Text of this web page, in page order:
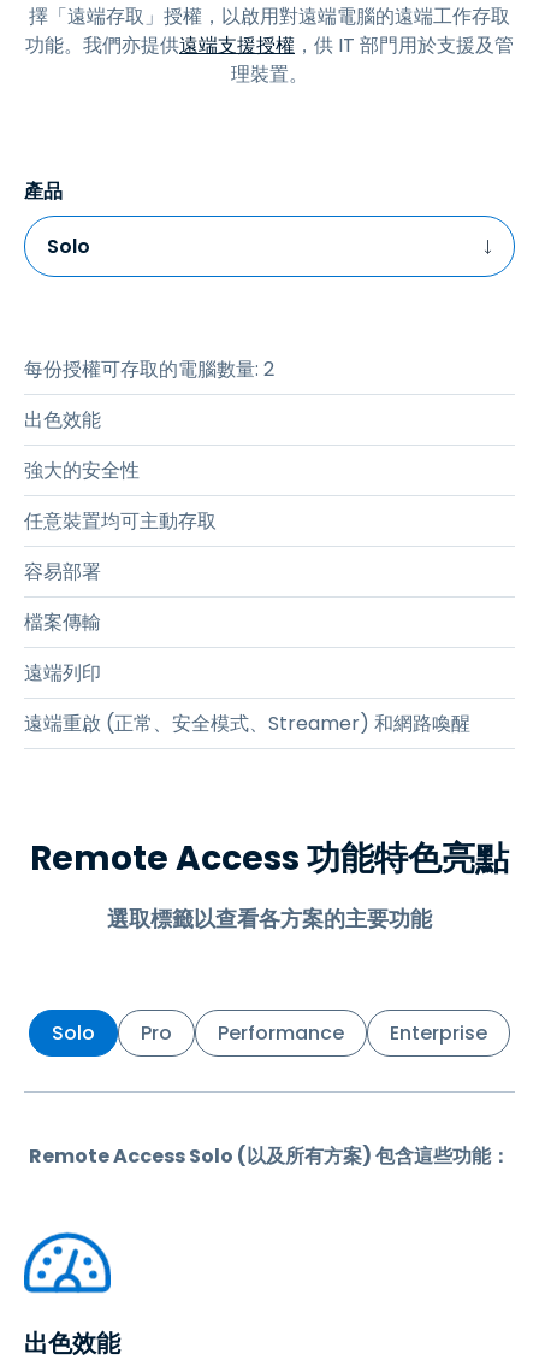
擇「遠端存取」授權，以啟用對遠端電腦的遠端工作存取
功能。我們亦提供遠端支援授權 ，供 IT 部門用於支援及管
理裝置。
產品
Solo
每份授權可存取的電腦數量: 2
出色效能
強大的安全性
任意裝置均可主動存取
容易部署
檔案傳輸
遠端列印
遠端重啟 (正常、安全模式、Streamer) 和網路喚醒
Remote Access 功能特色亮點
選取標籤以查看各方案的主要功能
Solo Pro Performance Enterprise
Remote Access Solo (以及所有方案) 包含這些功能：
出色效能